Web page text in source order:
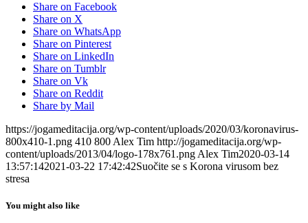
Share on Facebook
Share on X
Share on WhatsApp
Share on Pinterest
Share on LinkedIn
Share on Tumblr
Share on Vk
Share on Reddit
Share by Mail
https://jogameditacija.org/wp-content/uploads/2020/03/koronavirus-
800x410-1.png 410 800 Alex Tim http://jogameditacija.org/wp-
content/uploads/2013/04/logo-178x761.png Alex Tim2020-03-14
13:57:142021-03-22 17:42:42Suočite se s Korona virusom bez
stresa
You might also like